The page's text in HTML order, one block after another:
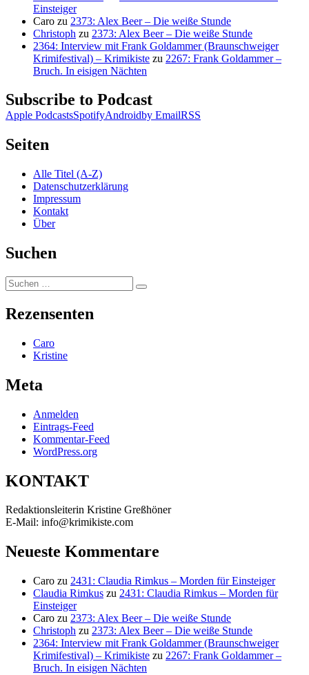
Einsteiger
Caro zu 2373: Alex Beer – Die weiße Stunde
Christoph zu 2373: Alex Beer – Die weiße Stunde
2364: Interview mit Frank Goldammer (Braunschweiger
Krimifestival) – Krimikiste zu 2267: Frank Goldammer –
Bruch. In eisigen Nächten
Subscribe to Podcast
Apple PodcastsSpotifyAndroidby EmailRSS
Seiten
Alle Titel (A-Z)
Datenschutzerklärung
Impressum
Kontakt
Über
Suchen
Suchen
nach:
Suchen
Rezensenten
Caro
Kristine
Meta
Anmelden
Eintrags-Feed
Kommentar-Feed
WordPress.org
KONTAKT
Redaktionsleiterin Kristine Greßhöner
E-Mail: info@krimikiste.com
Neueste Kommentare
Caro zu 2431: Claudia Rimkus – Morden für Einsteiger
Claudia Rimkus zu 2431: Claudia Rimkus – Morden für
Einsteiger
Caro zu 2373: Alex Beer – Die weiße Stunde
Christoph zu 2373: Alex Beer – Die weiße Stunde
2364: Interview mit Frank Goldammer (Braunschweiger
Krimifestival) – Krimikiste zu 2267: Frank Goldammer –
Bruch. In eisigen Nächten